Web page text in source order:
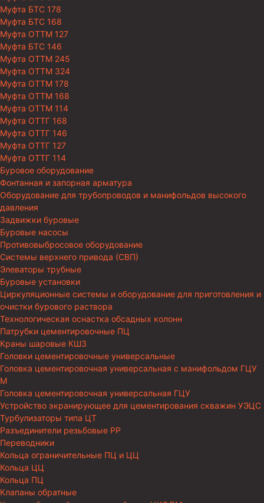
Муфта БТС 178
Муфта БТС 168
Муфта ОТТМ 127
Муфта БТС 146
Муфта ОТТМ 245
Муфта ОТТМ 324
Муфта ОТТМ 178
Муфта ОТТМ 168
Муфта ОТТМ 114
Муфта ОТТГ 168
Муфта ОТТГ 146
Муфта ОТТГ 127
Муфта ОТТГ 114
Буровое оборудование
Фонтанная и запорная арматура
Оборудование для трубопроводов и манифольдов высокого
давления
Задвижки буровые
Буровые насосы
Противовыбросовое оборудование
Системы верхнего привода (СВП)
Элеваторы трубные
Буровые установки
Циркуляционные системы и оборудование для приготовления и
очистки бурового раствора
Технологическая оснастка обсадных колонн
Патрубки цементировочные ПЦ
Краны шаровые КШЗ
Головки цементировочные универсальные
Головка цементировочная универсальная с манифольдом ГЦУ
М
Головка цементировочная универсальная ГЦУ
Устройство экранирующее для цементирования скважин УЭЦС
Турбулизаторы типа ЦТ
Разъединители резьбовые РР
Переводники
Кольца ограничительные ПЦ и ЦЦ
Кольца ЦЦ
Кольца ПЦ
Клапаны обратные